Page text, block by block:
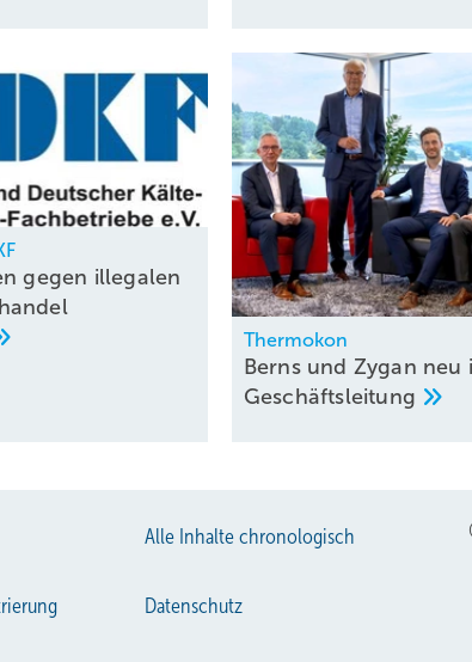
gegen illegalen
Thermokon
Berns und Zygan neu
Geschäftsleitung
Alle Inhalte chronologisch
Datenschutz